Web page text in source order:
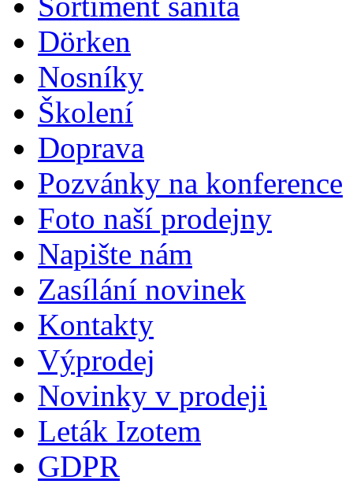
Dörken
Nosníky
Školení
Doprava
Pozvánky na konference
Foto naší prodejny
Napište nám
Zasílání novinek
Kontakty
Výprodej
Novinky v prodeji
Leták Izotem
GDPR